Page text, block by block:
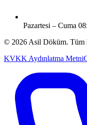
Pazartesi – Cuma
© 2026 Asil Döküm. Tüm
KVKK Aydınlatma Metni